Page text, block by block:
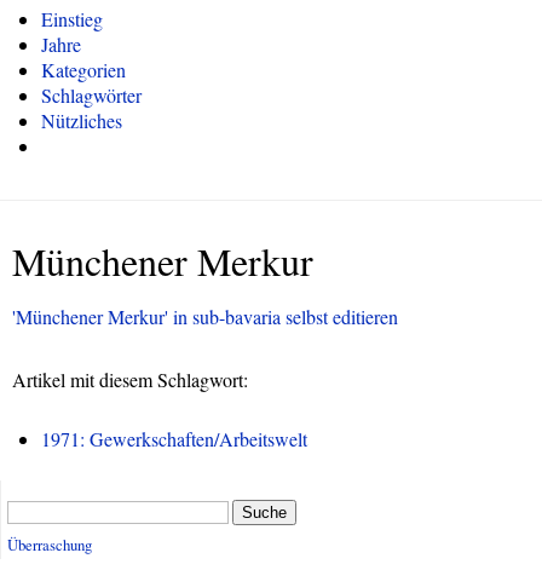
Einstieg
Jahre
Kategorien
Schlagwörter
Nützliches
Münchener Merkur
'Münchener Merkur' in sub-bavaria selbst editieren
Artikel mit diesem Schlagwort:
1971: Gewerkschaften/Arbeitswelt
Suche
Überraschung